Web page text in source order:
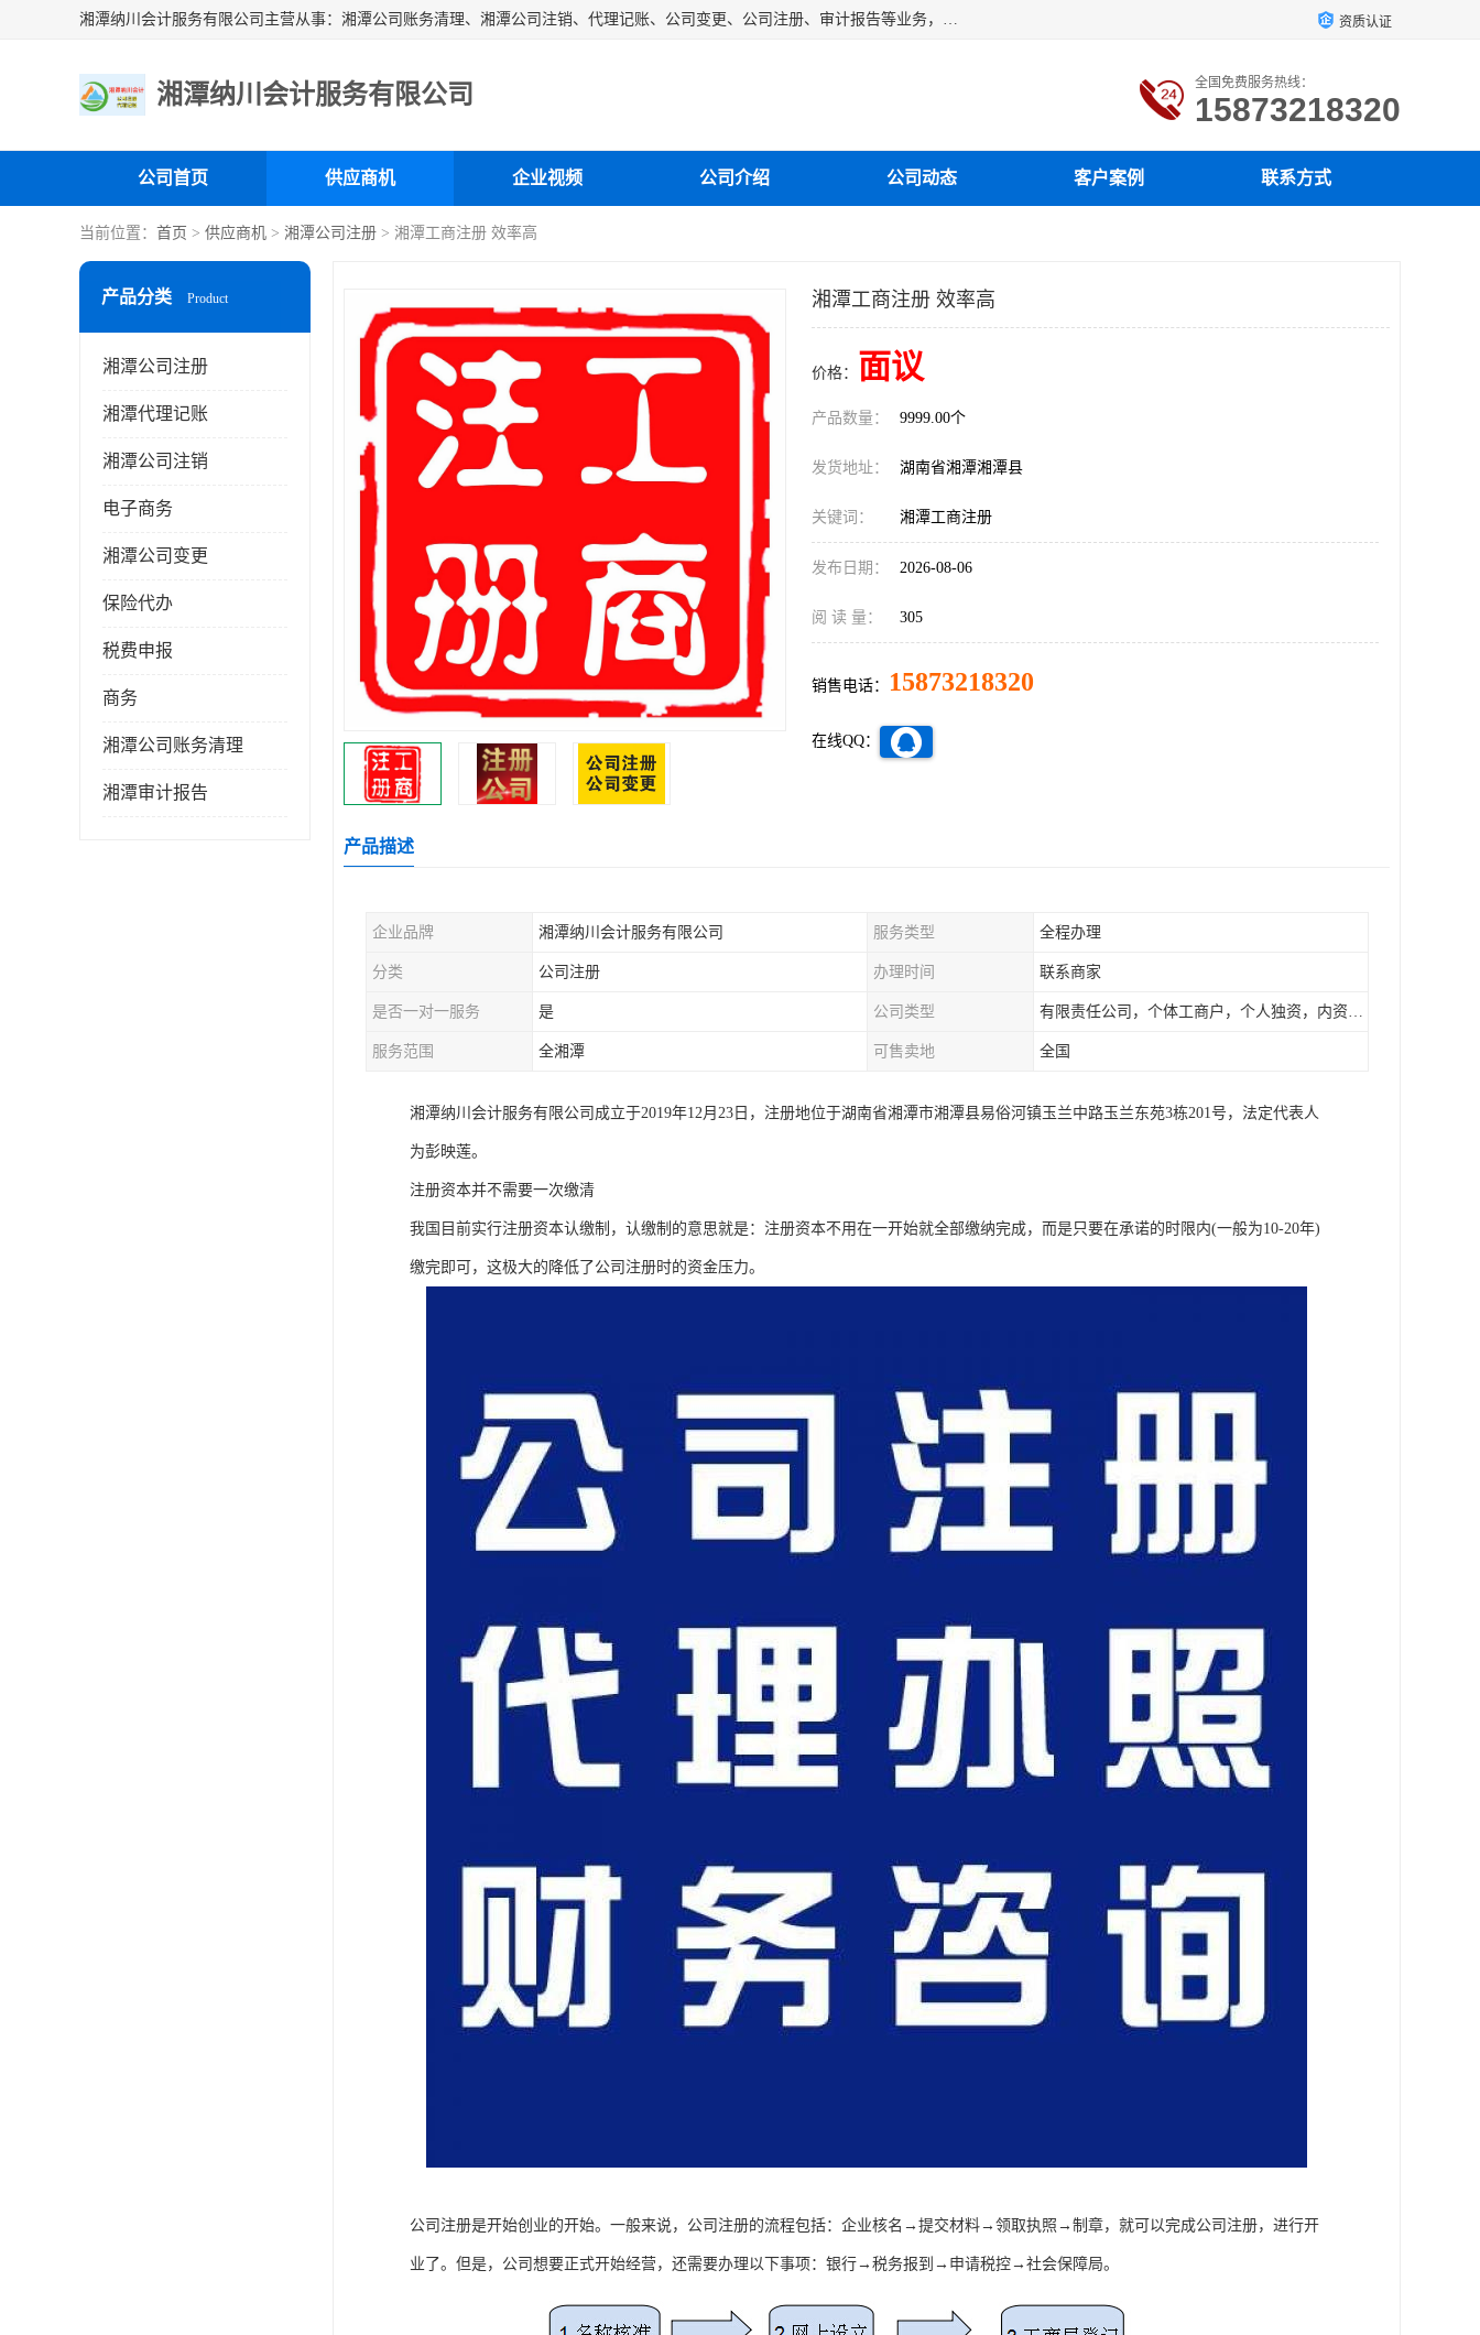
湘潭纳川会计服务有限公司主营从事：湘潭公司账务清理、湘潭公司注销、代理记账、公司变更、公司注册、审计报告等业务，公司设立有专门的代理注册部门，现有工商代办专员，部门经理从事工商代办多年，对各地区公司注册、公司变更、进出口业务等流程以及各行业公司注册、变更所需注意的细节都非常熟悉。 资质认证
湘潭纳川会计服务有限公司 全国免费服务热线：
15873218320
公司首页 供应商机 企业视频 公司介绍 公司动态 客户案例 联系方式
当前位置： 首页 > 供应商机 > 湘潭公司注册 > 湘潭工商注册 效率高
产品分类 Product
湘潭公司注册
湘潭代理记账
湘潭公司注销
电子商务
湘潭公司变更
保险代办
税费申报
商务
湘潭公司账务清理
湘潭审计报告
湘潭工商注册 效率高
价格： 面议
产品数量： 9999.00个
发货地址： 湖南省湘潭湘潭县
关键词： 湘潭工商注册
发布日期： 2026-08-06
阅 读 量： 305
销售电话： 15873218320
在线QQ：
产品描述
企业品牌 湘潭纳川会计服务有限公司 服务类型 全程办理
分类 公司注册 办理时间 联系商家
是否一对一服务 是 公司类型 有限责任公司，个体工商户，个人独资，内资，外资
服务范围 全湘潭 可售卖地 全国
湘潭纳川会计服务有限公司成立于2019年12月23日，注册地位于湖南省湘潭市湘潭县易俗河镇玉兰中路玉兰东苑3栋201号，法定代表人
为彭映莲。
注册资本并不需要一次缴清
我国目前实行注册资本认缴制，认缴制的意思就是：注册资本不用在一开始就全部缴纳完成，而是只要在承诺的时限内(一般为10-20年)
缴完即可，这极大的降低了公司注册时的资金压力。
公司注册是开始创业的开始。一般来说，公司注册的流程包括：企业核名→提交材料→领取执照→制章，就可以完成公司注册，进行开
业了。但是，公司想要正式开始经营，还需要办理以下事项：银行→税务报到→申请税控→社会保障局。